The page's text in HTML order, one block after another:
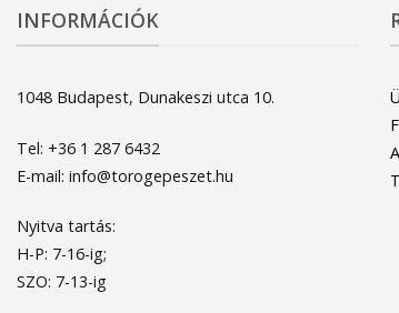
INFORMÁCIÓK
1048 Budapest, Dunakeszi utca 10.
Tel: +36 1 287 6432
E-mail: info@torogepeszet.hu
Nyitva tartás:
H-P: 7-16-ig;
SZO: 7-13-ig